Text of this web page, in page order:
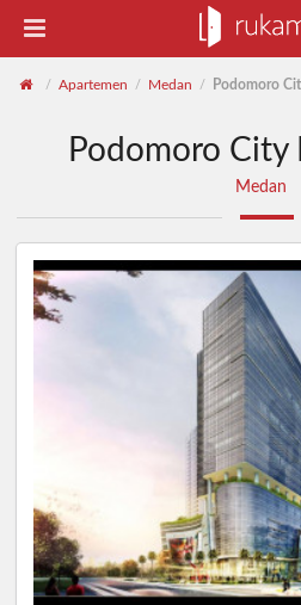
/ Apartemen / Medan / Podomoro
Podomoro City
Medan